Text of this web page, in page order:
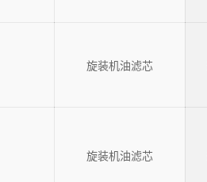
旋装机油滤芯
旋装机油滤芯